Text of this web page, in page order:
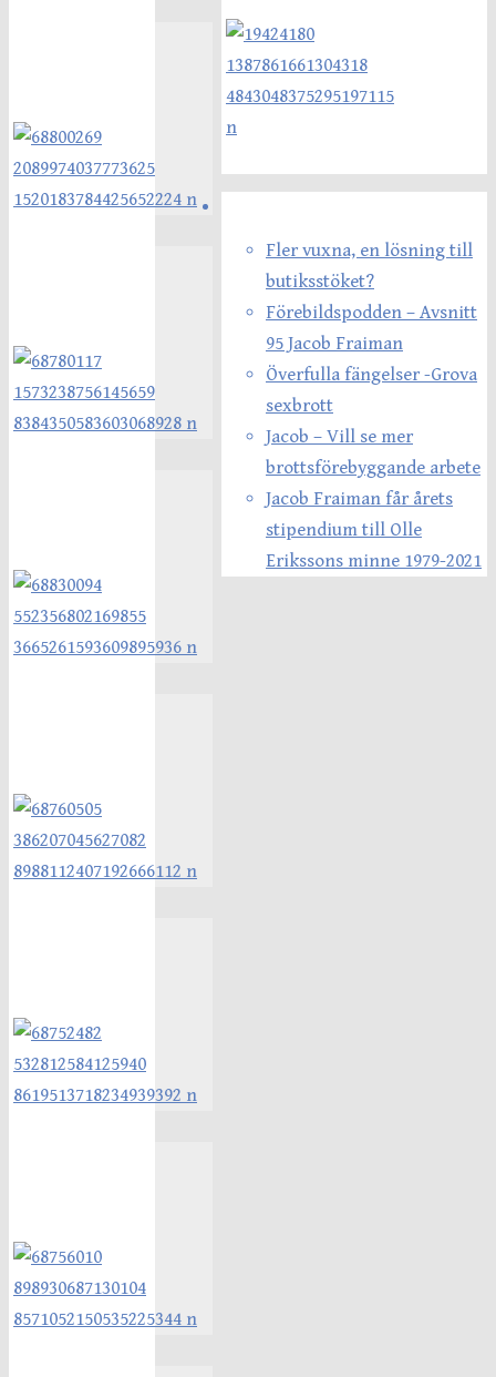
Fler vuxna, en lösning till
butiksstöket?
Förebildspodden – Avsnitt
95 Jacob Fraiman
Överfulla fängelser -Grova
sexbrott
Jacob – Vill se mer
brottsförebyggande arbete
Jacob Fraiman får årets
stipendium till Olle
Erikssons minne 1979-2021